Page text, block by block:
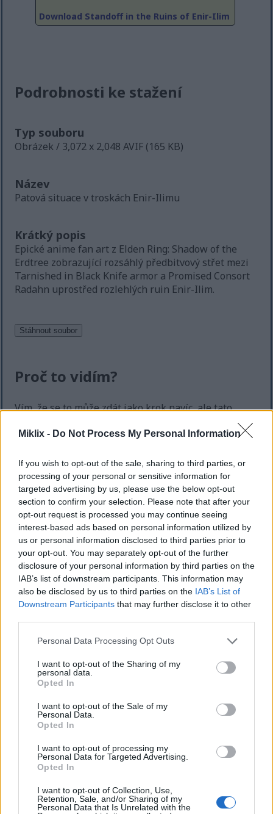
Miklix - Do Not Process My Personal Information
If you wish to opt-out of the sale, sharing to third parties, or
processing of your personal or sensitive information for
targeted advertising by us, please use the below opt-out
section to confirm your selection. Please note that after your
opt-out request is processed you may continue seeing
interest-based ads based on personal information utilized by
us or personal information disclosed to third parties prior to
your opt-out. You may separately opt-out of the further
disclosure of your personal information by third parties on the
IAB’s list of downstream participants. This information may
also be disclosed by us to third parties on the IAB’s List of
Downstream Participants that may further disclose it to other
Please note that this website/app uses one or more Google
not limited to your visit or usage behaviour. You may click to
grant or deny consent to Google and its third-party tags to
use your data for below specified purposes in below Google
consent section.
Personal Data Processing Opt Outs
I want to opt-out of the Sharing of my
personal data.
Opted In
I want to opt-out of the Sale of my
Personal Data.
Opted In
I want to opt-out of processing my
Personal Data for Targeted Advertising.
Opted In
I want to opt-out of Collection, Use,
Retention, Sale, and/or Sharing of my
Personal Data that Is Unrelated with the
Download Standoff in the Ruins of Enir-Ilim
Podrobnosti ke stažení
Typ souboru
Obrázek / 3,072 x 2,048 AVIF (165 KB)
Název
Patová situace v troskách Enir-Ilimu
Krátký popis
Epické anime fan art z Elden Ring: Shadow of the
Erdtree zobrazující rozsáhlý předbitvový střet mezi
Tarnished in Black Knife armor a Promised Consort
Radahn uprostřed rozlehlých ruin Enir-Ilim.
Proč to vidím?
Vím, že se to může zdát jako krok navíc, ale tato
bezpečné, rychlé a dostupné pro všechny.
Tento web nabízí vysoce kvalitní obrázky ke stažení
zdarma. Bohužel se automatické programy (často
nazývané "boti") někdy snaží stáhnout velké
množství souborů najednou. Na rozdíl od
skutečných návštěvníků mohou tyto programy
během několika minut požádat o stovky nebo
dokonce tisíce velkých souborů.
Když se to stane, může to způsobit skutečné
problémy:
Zpomalení stahování pro všechny
Vyšší náklady na server, které prodražují
provoz webu.
Dočasné výpadky nebo chyby
povolení.
Tato jednoduchá kontrola pomáhá zajistit, že o
stahování žádají skuteční lidé - nikoli
automatizované systémy, které shromažďují velké
množství obsahu.
Její provedení zabere jen chvilku, ale má velký
význam. Potvrzením, že jste člověk, pomáháte:
rychlost a spolehlivost stahování
chráníte obrázky a zdroje